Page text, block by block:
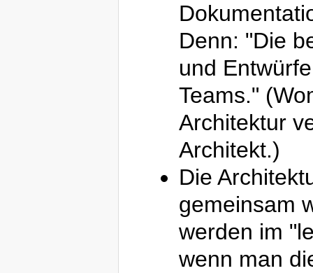
Denn: "Die
und
Teams."
Architektur
Architekt.)
Die
gemeinsam
werden im
wenn man